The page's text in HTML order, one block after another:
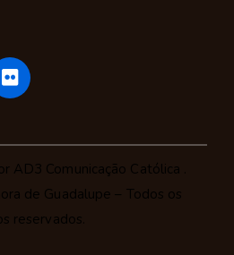
AD3 Comunicação Católica .
de Guadalupe – Todos os
reservados.